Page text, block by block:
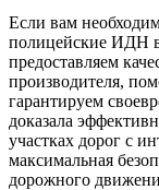
Если вам
полицейские ИДН
предоставляем
производителя,
гарантируем
доказала
участках дорог с
максимальная
дорожного